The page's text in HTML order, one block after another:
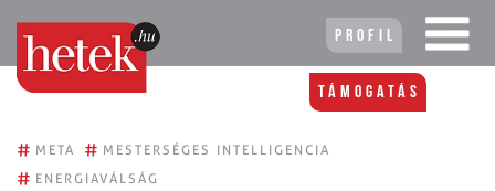
Profil
Támogatás
# META # MESTERSÉGES INTELLIGENCIA
# ENERGIAVÁLSÁG